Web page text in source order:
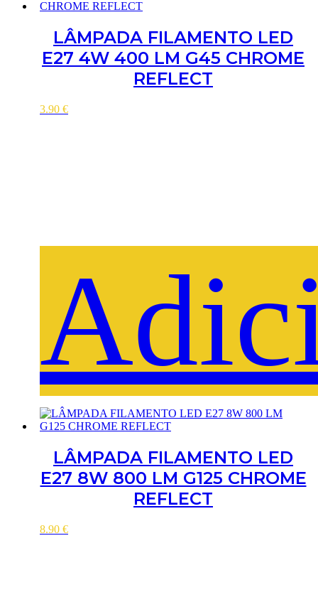
LÂMPADA FILAMENTO LED
E27 4W 400 LM G45 CHROME
REFLECT
3.90 €
LÂMPADA FILAMENTO LED
E27 8W 800 LM G125 CHROME
REFLECT
8.90 €